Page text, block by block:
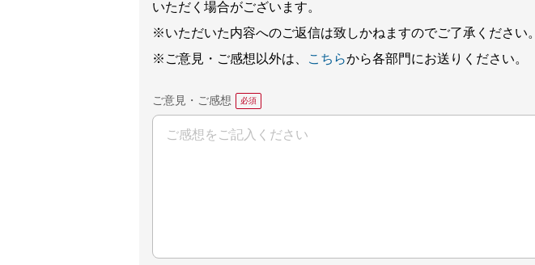
いただく場合がございます。
※いただいた内容へのご返信は致しかねますのでご了承ください。
※ご意見・ご感想以外は、
こちらから各部門にお送りください。
ご意見・ご感想